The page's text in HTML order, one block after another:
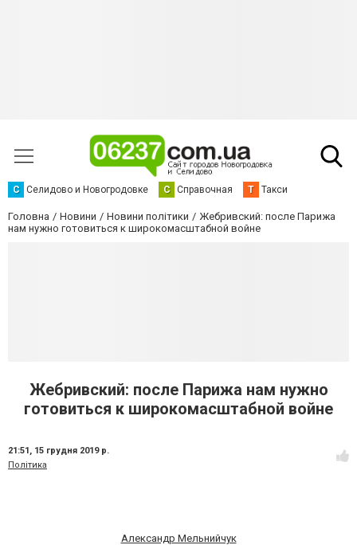
С Селидово и Новогродовке С Справочная Т Такси
Головна Новини Новини політики
Жебривский: после Парижа
нам нужно готовиться к широкомасштабной войне
Жебривский: после Парижа нам нужно
готовиться к широкомасштабной войне
21:51, 15 грудня 2019 р.
Політика
Александр Мельнийчук